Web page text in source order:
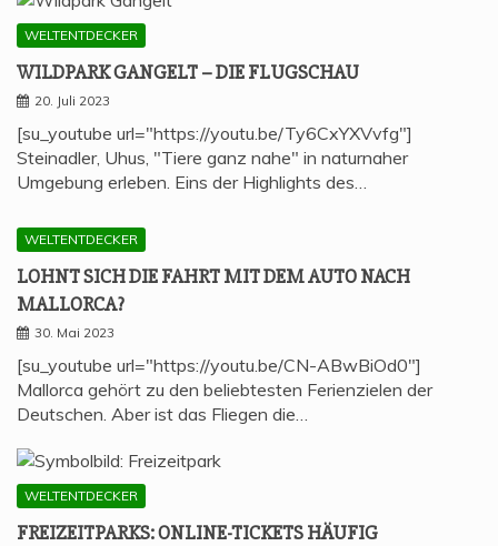
WELTENTDECKER
WILD­PARK GAN­GELT – DIE FLUGSCHAU
20. Juli 2023
[su_youtube url="https://youtu.be/Ty6CxYXVvfg"]
Steinadler, Uhus, "Tiere ganz nahe" in naturnaher
Umgebung erleben. Eins der Highlights des…
WELTENTDECKER
LOHNT SICH DIE FAHRT MIT DEM AUTO NACH
MALLORCA?
30. Mai 2023
[su_youtube url="https://youtu.be/CN-ABwBiOd0"]
Mallorca gehört zu den beliebtesten Ferienzielen der
Deutschen. Aber ist das Fliegen die…
WELTENTDECKER
FREI­ZEIT­PARKS: ONLINE-TICKETS HÄU­FIG